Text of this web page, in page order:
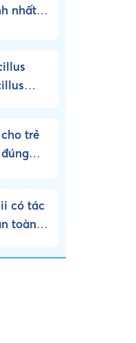
nhất
trẻ
có tác
toàn